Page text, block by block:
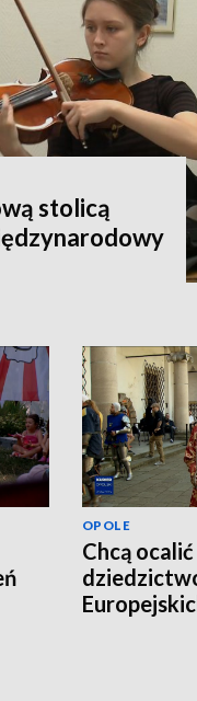
stolicą
OPOLE
Chcą